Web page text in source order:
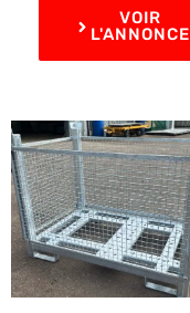
VOIR
L'ANNONCE